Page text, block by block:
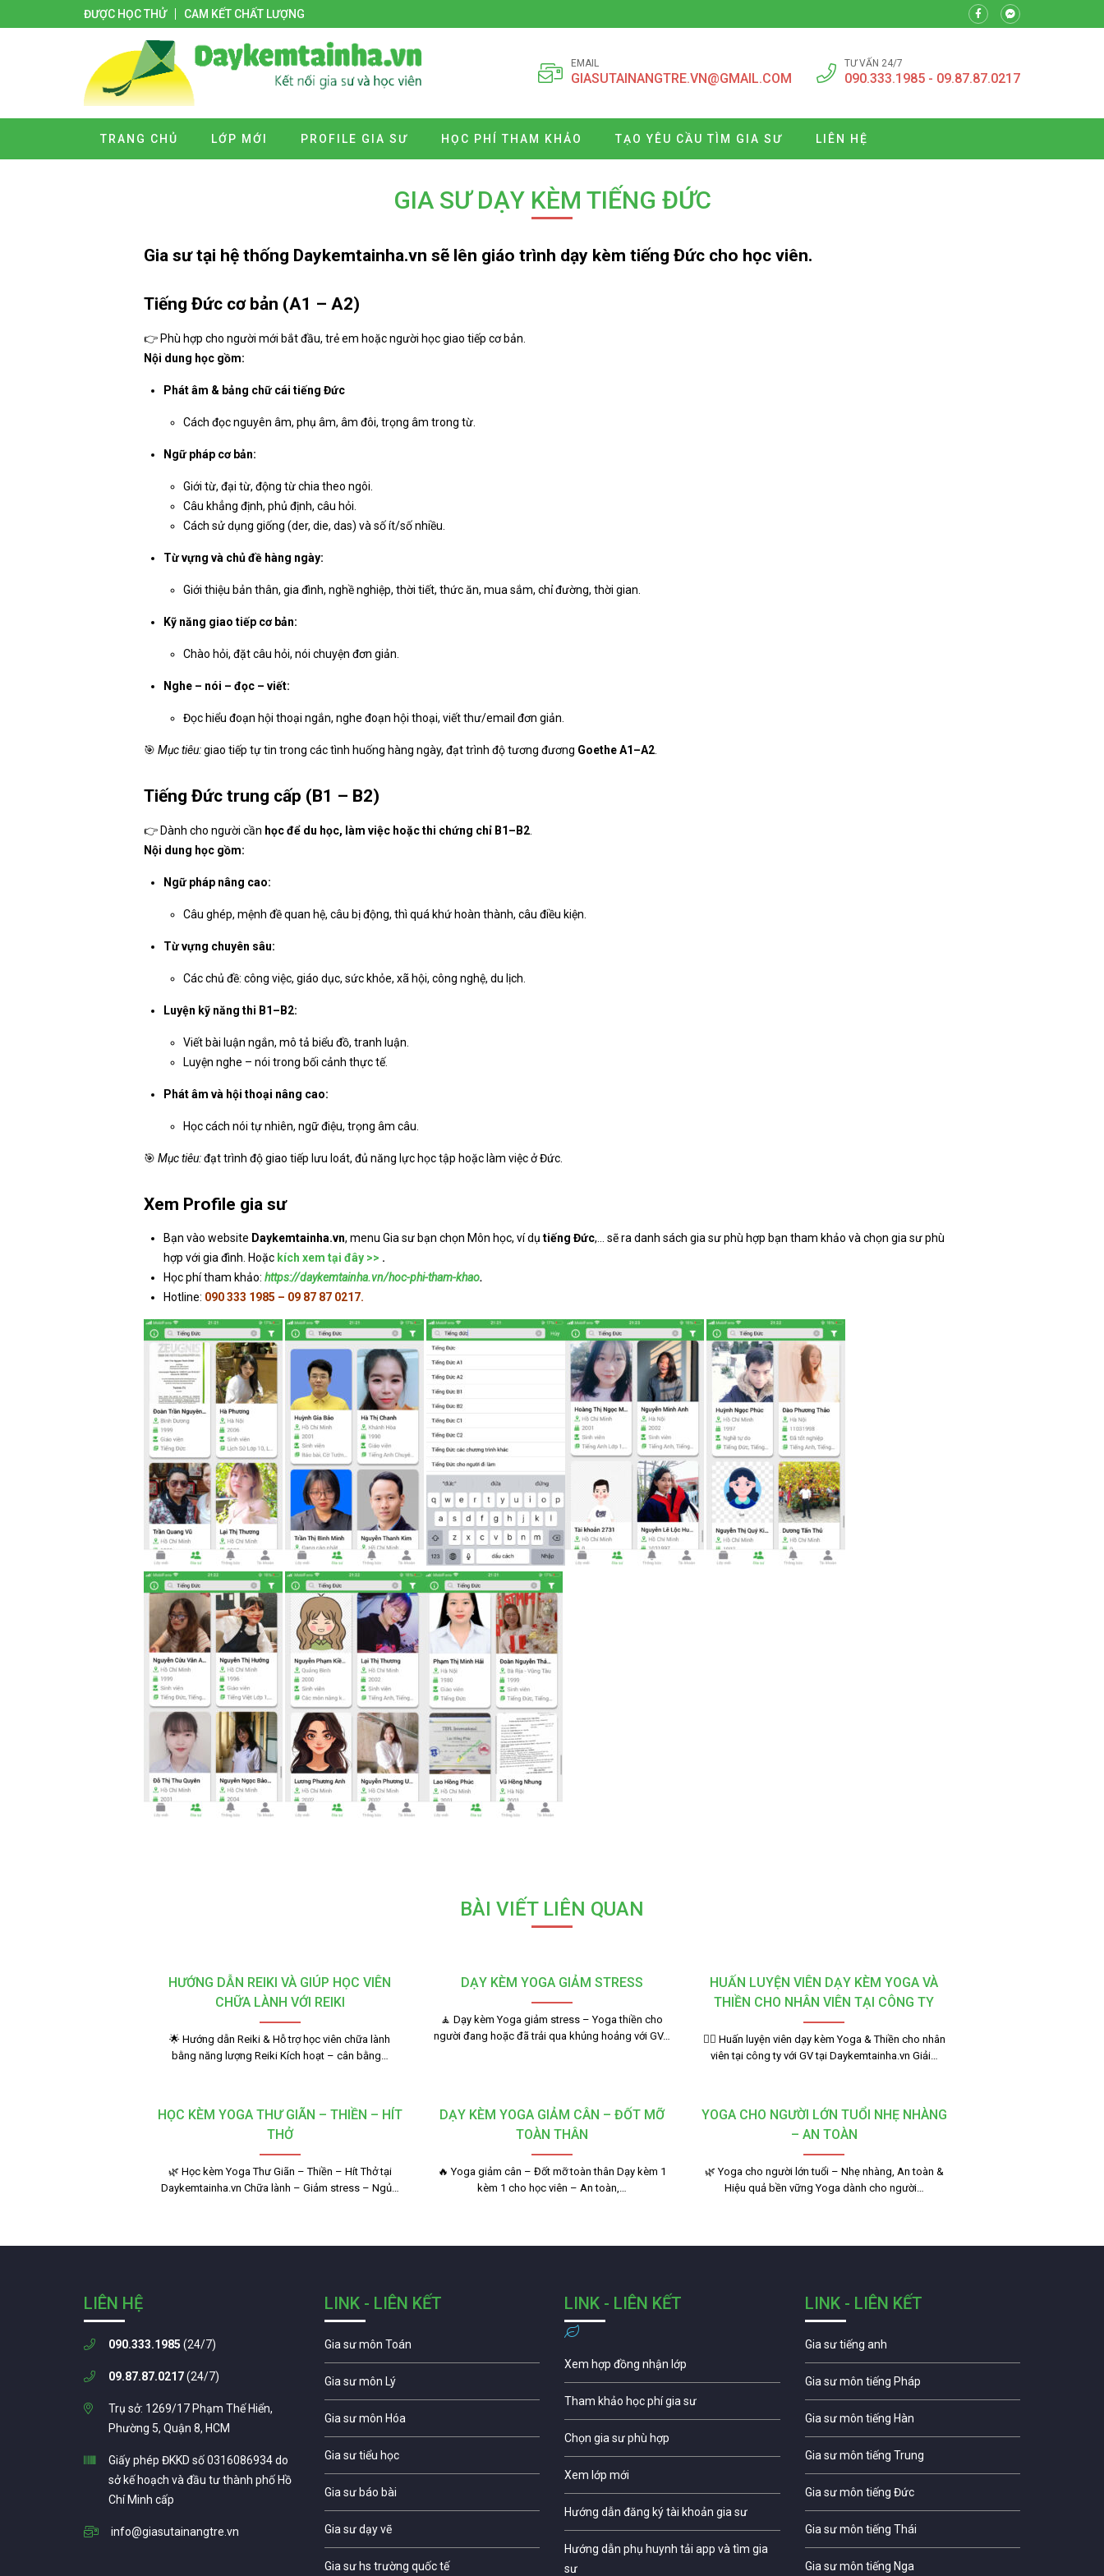
ĐƯỢC HỌC THỬ CAM KẾT CHẤT LƯỢNG
EMAIL
GIASUTAINANGTRE.VN@GMAIL.COM
TƯ VẤN 24/7
090.333.1985 - 09.87.87.0217
TRANG CHỦ LỚP MỚI PROFILE GIA SƯ HỌC PHÍ THAM KHẢO TẠO YÊU CẦU TÌM GIA SƯ LIÊN HỆ
GIA SƯ DẠY KÈM TIẾNG ĐỨC
Gia sư tại hệ thống Daykemtainha.vn sẽ lên giáo trình dạy kèm tiếng Đức cho học viên.
Tiếng Đức cơ bản (A1 – A2)
👉 Phù hợp cho người mới bắt đầu, trẻ em hoặc người học giao tiếp cơ bản.
Nội dung học gồm:
Phát âm & bảng chữ cái tiếng Đức
Cách đọc nguyên âm, phụ âm, âm đôi, trọng âm trong từ.
Ngữ pháp cơ bản:
Giới từ, đại từ, động từ chia theo ngôi.
Câu khẳng định, phủ định, câu hỏi.
Cách sử dụng giống (der, die, das) và số ít/số nhiều.
Từ vựng và chủ đề hàng ngày:
Giới thiệu bản thân, gia đình, nghề nghiệp, thời tiết, thức ăn, mua sắm, chỉ đường, thời gian.
Kỹ năng giao tiếp cơ bản:
Chào hỏi, đặt câu hỏi, nói chuyện đơn giản.
Nghe – nói – đọc – viết:
Đọc hiểu đoạn hội thoại ngắn, nghe đoạn hội thoại, viết thư/email đơn giản.
🎯 Mục tiêu:giao tiếp tự tin trong các tình huống hàng ngày, đạt trình độ tương đương Goethe A1–A2
Tiếng Đức trung cấp (B1 – B2)
👉 Dành cho người cần học để du học, làm việc hoặc thi chứng chỉ B1–B2
Nội dung học gồm:
Ngữ pháp nâng cao:
Câu ghép, mệnh đề quan hệ, câu bị động, thì quá khứ hoàn thành, câu điều kiện.
Từ vựng chuyên sâu:
Các chủ đề: công việc, giáo dục, sức khỏe, xã hội, công nghệ, du lịch.
Luyện kỹ năng thi B1–B2:
Viết bài luận ngắn, mô tả biểu đồ, tranh luận.
Luyện nghe – nói trong bối cảnh thực tế.
Phát âm và hội thoại nâng cao:
Học cách nói tự nhiên, ngữ điệu, trọng âm câu.
🎯 Mục tiêu:đạt trình độ giao tiếp lưu loát, đủ năng lực học tập hoặc làm việc ở Đức.
Xem Profile gia sư
Bạn vào website Daykemtainha.vn, menu Gia sư bạn chọn Môn học, ví dụ tiếng Đức,… sẽ ra danh sách gia sư phù hợp bạn tham khảo và chọn gia sư phù
hợp với gia đình. Hoặc kích xem tại đây >> .
Học phí tham khảo: https://daykemtainha.vn/hoc-phi-tham-khao.
Hotline: 090 333 1985 – 09 87 87 0217.
BÀI VIẾT LIÊN QUAN
HƯỚNG DẪN REIKI VÀ GIÚP HỌC VIÊN
CHỮA LÀNH VỚI REIKI
🌟 Hướng dẫn Reiki & Hỗ trợ học viên chữa lành
bằng năng lượng Reiki Kích hoạt – cân bằng…
DẠY KÈM YOGA GIẢM STRESS
🧘 Dạy kèm Yoga giảm stress – Yoga thiền cho
người đang hoặc đã trải qua khủng hoảng với GV…
HUẤN LUYỆN VIÊN DẠY KÈM YOGA VÀ
THIỀN CHO NHÂN VIÊN TẠI CÔNG TY
🧘‍♂️ Huấn luyện viên dạy kèm Yoga & Thiền cho nhân
viên tại công ty với GV tại Daykemtainha.vn Giải…
HỌC KÈM YOGA THƯ GIÃN – THIỀN – HÍT
THỞ
🌿 Học kèm Yoga Thư Giãn – Thiền – Hít Thở tại
Daykemtainha.vn Chữa lành – Giảm stress – Ngủ…
DẠY KÈM YOGA GIẢM CÂN – ĐỐT MỠ
TOÀN THÂN
🔥 Yoga giảm cân – Đốt mỡ toàn thân Dạy kèm 1
kèm 1 cho học viên – An toàn,…
YOGA CHO NGƯỜI LỚN TUỔI NHẸ NHÀNG
– AN TOÀN
🌿 Yoga cho người lớn tuổi – Nhẹ nhàng, An toàn &
Hiệu quả bền vững Yoga dành cho người…
LIÊN HỆ
090.333.1985 (24/7)
09.87.87.0217(24/7)
Trụ sở: 1269/17 Phạm Thế Hiển,
Phường 5, Quận 8, HCM
Giấy phép ĐKKD số 0316086934 do
sở kế hoạch và đầu tư thành phố Hồ
Chí Minh cấp
info@giasutainangtre.vn
LINK - LIÊN KẾT
Gia sư môn Toán
Gia sư môn Lý
Gia sư môn Hóa
Gia sư tiểu học
Gia sư báo bài
Gia sư dạy vẽ
Gia sư hs trường quốc tế
LINK - LIÊN KẾT
Xem hợp đồng nhận lớp
Tham khảo học phí gia sư
Chọn gia sư phù hợp
Xem lớp mới
Hướng dẫn đăng ký tài khoản gia sư
Hướng dẫn phụ huynh tải app và tìm gia
sư
LINK - LIÊN KẾT
Gia sư tiếng anh
Gia sư môn tiếng Pháp
Gia sư môn tiếng Hàn
Gia sư môn tiếng Trung
Gia sư môn tiếng Đức
Gia sư môn tiếng Thái
Gia sư môn tiếng Nga